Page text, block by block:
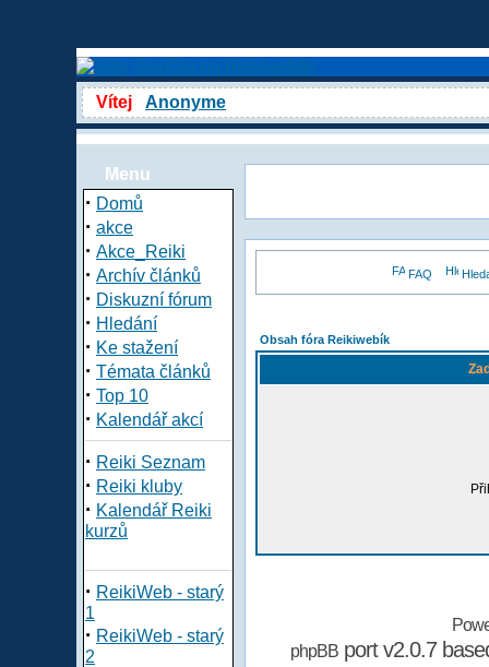
Vítej Anonyme
Menu
· Domů
· akce
· Akce_Reiki
· Archív článků
· Diskuzní fórum
· Hledání
· Ke stažení
· Témata článků
· Top 10
· Kalendář akcí
· Reiki Seznam
· Reiki kluby
· Kalendář Reiki
kurzů
· ReikiWeb - starý
1
· ReikiWeb - starý
2
FAQ
Obsah fóra Reikiwebík
phpBBport v2.0.7